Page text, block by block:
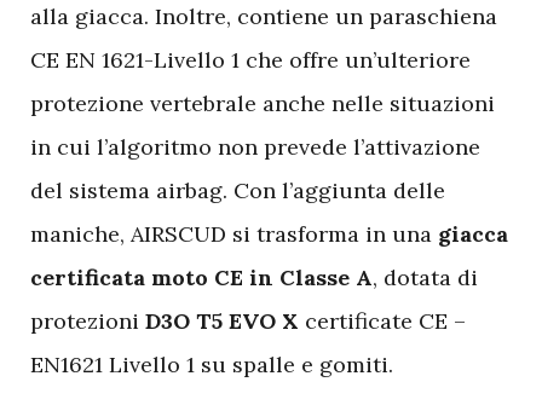
alla giacca. Inoltre, contiene un paraschiena
CE EN 1621-Livello 1 che offre un’ulteriore
protezione vertebrale anche nelle situazioni
in cui l’algoritmo non prevede l’attivazione
del sistema airbag. Con l’aggiunta delle
maniche, AIRSCUD si trasforma in una giacca
certificata moto CE in Classe A, dotata di
protezioni D3O T5 EVO X certificate CE –
EN1621 Livello 1 su spalle e gomiti.